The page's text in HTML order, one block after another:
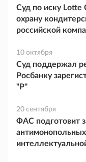
Суд по иску Lotte
охрану
российской
10 октября
Суд поддержал
Росбанку
"Р"
20 сентября
ФАС подготовит